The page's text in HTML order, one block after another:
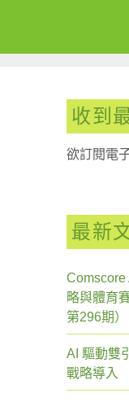
收到
欲訂閱電
最新
Comscore
略與體育
第296期）
AI 驅動雙
戰略導入